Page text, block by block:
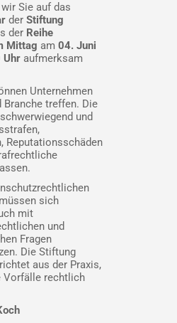
Sie auf das
der Stiftung
der Reihe
Mittag am 04. Juni
Uhr aufmerksam
Unternehmen
Branche treffen. Die
und
Reputationsschäden
sich
mit
und
Fragen
Die Stiftung
aus der Praxis,
Vorfälle rechtlich